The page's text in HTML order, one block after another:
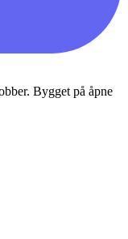
Bygget på åpne